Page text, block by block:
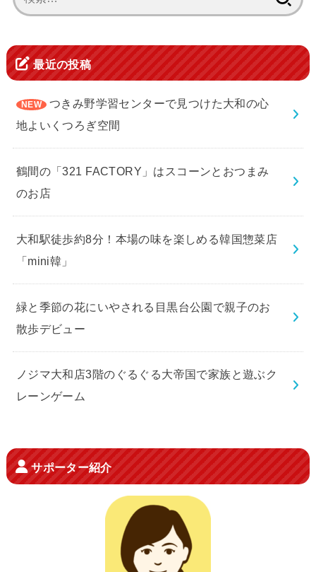
索:
最近の投稿
つきみ野学習センターで見つけた大和の心
地よいくつろぎ空間
鶴間の「321 FACTORY」はスコーンとおつまみ
のお店
大和駅徒歩約8分！本場の味を楽しめる韓国惣菜店
「mini韓」
緑と季節の花にいやされる目黒台公園で親子のお
散歩デビュー
ノジマ大和店3階のぐるぐる大帝国で家族と遊ぶク
レーンゲーム
サポーター紹介